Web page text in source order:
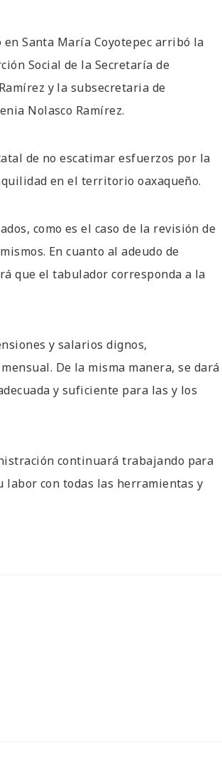
Santa María Coyotepec arribó la
Social de la Secretaría de
y la subsecretaria de
Nolasco Ramírez.
de no escatimar esfuerzos por la
en el territorio oaxaqueño.
como es el caso de la revisión de
En cuanto al adeudo de
que el tabulador corresponda a la
y salarios dignos,
De la misma manera, se dará
y suficiente para las y los
continuará trabajando para
labor con todas las herramientas y